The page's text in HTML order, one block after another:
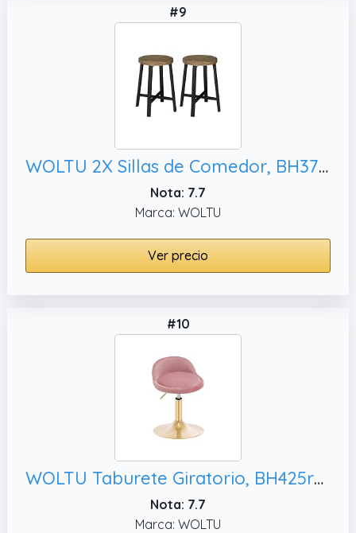
#9
WOLTU 2X Sillas de Comedor, BH370hov-2
Nota: 7.7
Marca: WOLTU
Ver precio
#10
WOLTU Taburete Giratorio, BH425rs-1
Nota: 7.7
Marca: WOLTU